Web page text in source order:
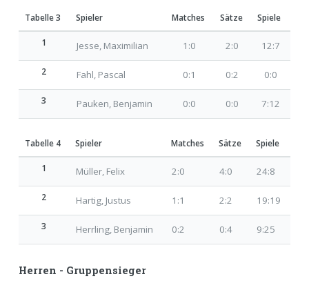
Tabelle 3 Spieler Matches Sätze Spiele
1 Jesse, Maximilian 1:0 2:0 12:7
2 Fahl, Pascal 0:1 0:2 0:0
3 Pauken, Benjamin 0:0 0:0 7:12
Tabelle 4 Spieler Matches Sätze Spiele
1 Müller, Felix 2:0 4:0 24:8
2 Hartig, Justus 1:1 2:2 19:19
3 Herrling, Benjamin 0:2 0:4 9:25
Herren - Gruppensieger